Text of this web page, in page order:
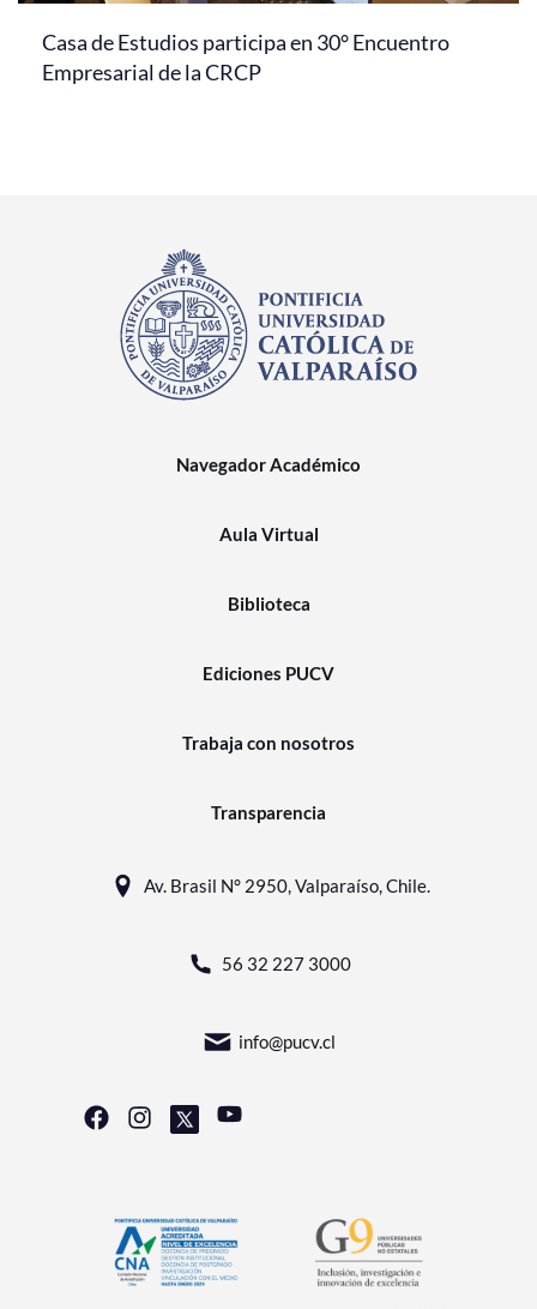
Casa de Estudios participa en 30° Encuentro
Empresarial de la CRCP
Navegador Académico
Aula Virtual
Biblioteca
Ediciones PUCV
Trabaja con nosotros
Transparencia
Av. Brasil N° 2950, Valparaíso, Chile.
56 32 227 3000
info@pucv.cl